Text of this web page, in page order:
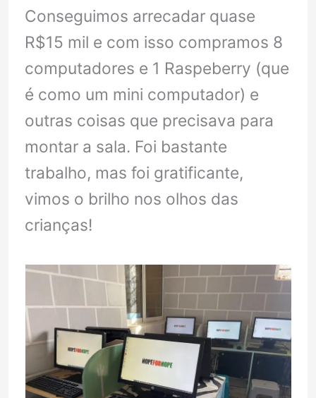
Conseguimos arrecadar quase
R$15 mil e com isso compramos 8
computadores e 1 Raspeberry (que
é como um mini computador) e
outras coisas que precisava para
montar a sala. Foi bastante
trabalho, mas foi gratificante,
vimos o brilho nos olhos das
crianças!